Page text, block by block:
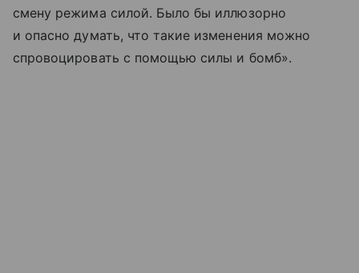
смену режима силой. Было бы иллюзорно
и опасно думать, что такие изменения можно
спровоцировать с помощью силы и бомб».